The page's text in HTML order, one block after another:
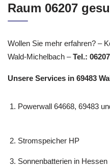
Raum 06207
Wollen Sie mehr erfahren? –
Wald-Michelbach –Tel.:
Unsere Services in 69483
Powerwall 64668, 69483
Stromspeicher HP
Sonnenbatterien in Hessen